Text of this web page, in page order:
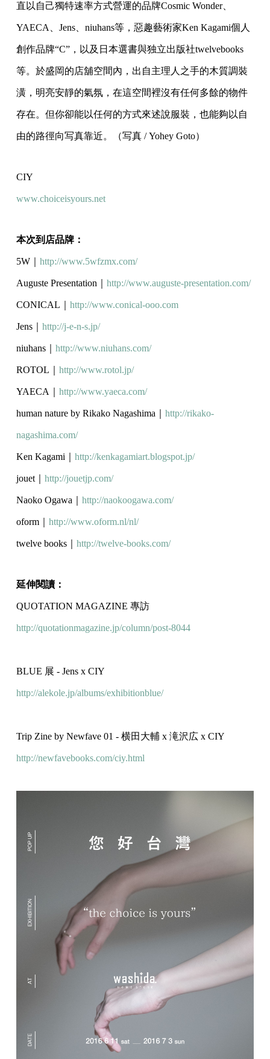
直以自己獨特速率方式營運的品牌Cosmic Wonder、
YAECA、Jens、niuhans等， 惡趣藝術家Ken Kagami個人
創作品牌“C”，以及日本選書與独立出版社twelvebooks
等。於盛岡的店舖空間內，出自主理人之手的木質調裝
潢，明亮安靜的氣氛，在這空間裡沒有任何多餘的物件
存在。 但你卻能以任何的方式來述說服裝， 也能夠以自
由的路徑向写真靠近。（写真 / Yohey Goto）
CIY
www.choiceisyours.net
本次到店品牌：
5W｜ http://www.5wfzmx.com/
Auguste Presentation｜ http://www.auguste-presentation.com/
CONICAL｜ http://www.conical-ooo.com
Jens｜ http://j-e-n-s.jp/
niuhans｜ http://www.niuhans.com/
ROTOL｜ http://www.rotol.jp/
YAECA｜ http://www.yaeca.com/
human nature by Rikako Nagashima｜ http://rikako-
nagashima.com/
Ken Kagami｜ http://kenkagamiart.blogspot.jp/
jouet｜ http://jouetjp.com/
Naoko Ogawa｜ http://naokoogawa.com/
oform｜ http://www.oform.nl/nl/
twelve books｜ http://twelve-books.com/
延伸閱讀：
QUOTATION MAGAZINE 專訪
http://quotationmagazine.jp/column/post-8044
BLUE 展 - Jens x CIY
http://alekole.jp/albums/exhibitionblue/
Trip Zine by Newfave 01 - 横田大輔 x 滝沢広 x CIY
http://newfavebooks.com/ciy.html